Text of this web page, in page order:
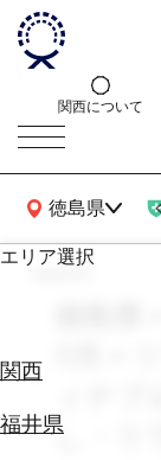
関西について
徳島県
関西広域MAP
エリア選択
関西
福井県
エ
券
search
徳島
11月 ×
し・リ